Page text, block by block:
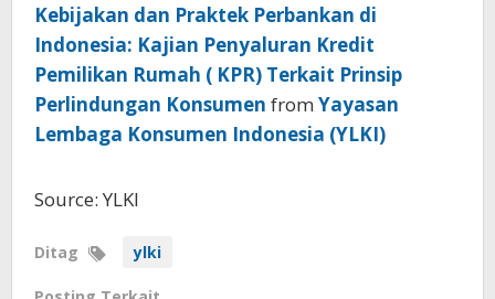
Kebijakan dan Praktek Perbankan di
Indonesia: Kajian Penyaluran Kredit
Pemilikan Rumah ( KPR) Terkait Prinsip
Perlindungan Konsumen from Yayasan
Lembaga Konsumen Indonesia (YLKI)
Source: YLKI
Ditag ylki